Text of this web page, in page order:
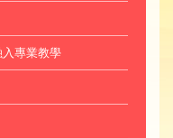
專業教學